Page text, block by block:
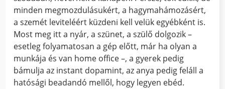
minden megmozdulásukért, a hagymahámozásért,
a szemét leviteléért küzdeni kell velük egyébként is.
Most meg itt a nyár, a szünet, a szülő dolgozik –
esetleg folyamatosan a gép előtt, már ha olyan a
munkája és van home office –, a gyerek pedig
bámulja az instant dopamint, az anya pedig feláll a
hatósági beadandó mellől, hogy legyen ebéd.